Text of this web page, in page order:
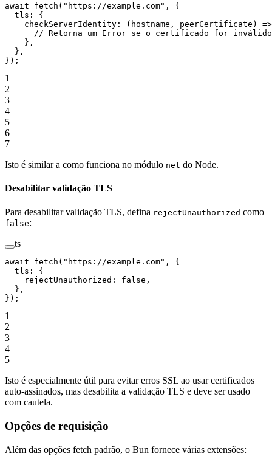
await fetch ( "https://example.com" , {
  tls: {
    checkServerIdentity
: ( hostname , peerCertificate ) =>
      // Retorna um Error se o certificado for inválido
    },
  },
});
1
2
3
4
5
6
7
Isto é similar a como funciona no módulo net do Node.
Desabilitar validação TLS
Para desabilitar validação TLS, defina rejectUnauthorized como
false:
ts
await fetch ( "https://example.com" , {
  tls: {
    rejectUnauthorized:
false ,
  },
});
1
2
3
4
5
Isto é especialmente útil para evitar erros SSL ao usar certificados
auto-assinados, mas desabilita a validação TLS e deve ser usado
com cautela.
Opções de requisição
Além das opções fetch padrão, o Bun fornece várias extensões: